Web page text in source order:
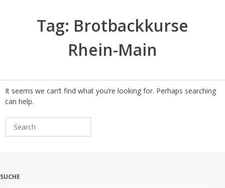
Tag: Brotbackkurse
Rhein-Main
It seems we can’t find what you’re looking for. Perhaps searching
can help.
for:
SUCHE